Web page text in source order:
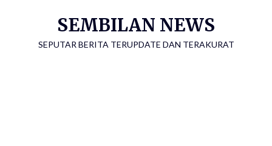
SEMBILAN NEWS
SEPUTAR BERITA TERUPDATE DAN TERAKURAT